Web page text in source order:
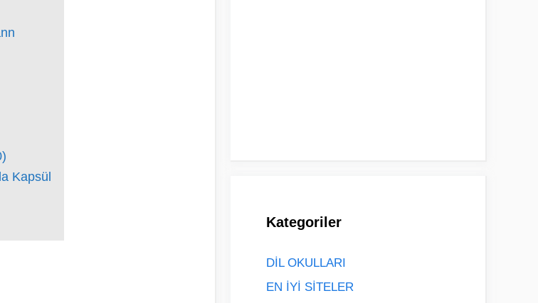
Kapsül
Kategoriler
DİL OKULLARI
EN İYİ SİTELER